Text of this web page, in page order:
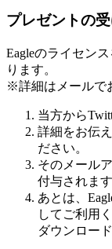
プレゼントの
Eagleのライセン
ります。
※詳細はメールで
当方から
詳細をお伝
ださい。
そのメール
付与されます
あとは、
してご利用
ダウンロード